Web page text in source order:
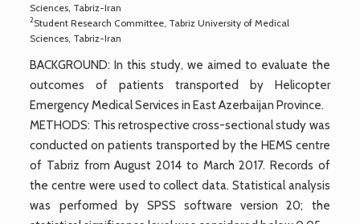
Sciences, Tabriz-Iran
2Student Research Committee, Tabriz University of Medical
Sciences, Tabriz-Iran
BACKGROUND: In this study, we aimed to evaluate the
outcomes of patients transported by Helicopter
Emergency Medical Services in East Azerbaijan Province.
METHODS: This retrospective cross-sectional study was
conducted on patients transported by the HEMS centre
of Tabriz from August 2014 to March 2017. Records of
the centre were used to collect data. Statistical analysis
was performed by SPSS software version 20; the